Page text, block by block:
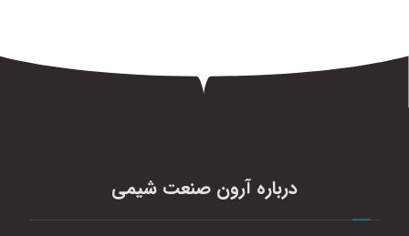
درباره آرون صنعت شیمی